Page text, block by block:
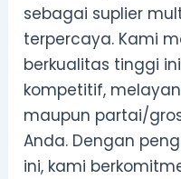
sebagai suplier
terpercaya. Kami
berkualitas tinggi
kompetitif,
maupun partai/
Anda. Dengan
ini, kami